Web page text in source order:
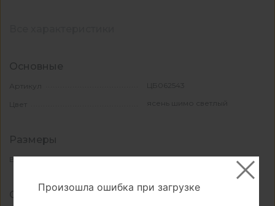
Основные
Артикул ЦБ062543
Цвет ясень шимо светлый
Размеры
Высота, мм 100
Свойства и материалы
Произошла ошибка при загрузке